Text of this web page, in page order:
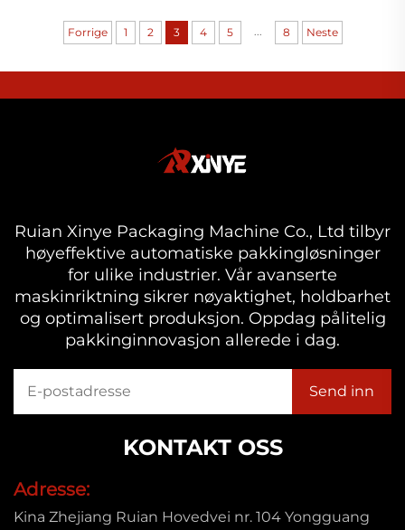
Forrige 1 2 3 4 5 8 Neste
Ruian Xinye Packaging Machine Co., Ltd tilbyr
høyeffektive automatiske pakkingløsninger
for ulike industrier. Vår avanserte
maskinriktning sikrer nøyaktighet, holdbarhet
og optimalisert produksjon. Oppdag pålitelig
pakkinginnovasjon allerede i dag.
KONTAKT OSS
Adresse:
Kina Zhejiang Ruian Hovedvei nr. 104 Yongguang